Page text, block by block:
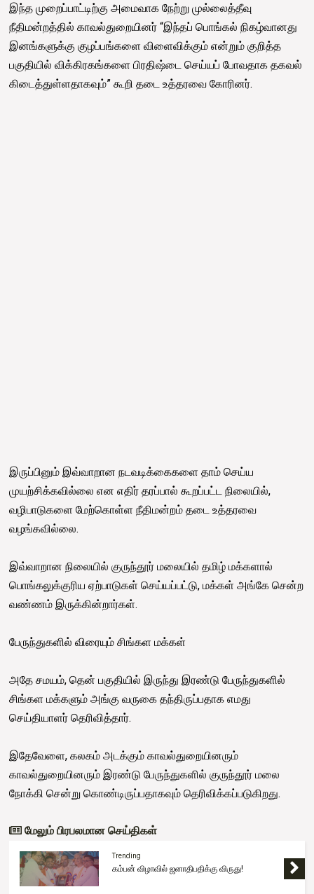
இந்த முறைப்பாட்டிற்கு அமைவாக நேற்று முல்லைத்தீவு
நீதிமன்றத்தில் காவல்துறையினர் “இந்தப் பொங்கல் நிகழ்வானது
இனங்களுக்கு குழப்பங்களை விளைவிக்கும் என்றும் குறித்த
பகுதியில் விக்கிரகங்களை பிரதிஷ்டை செய்யப் போவதாக தகவல்
கிடைத்துள்ளதாகவும்” கூறி தடை உத்தரவை கோரினர்.
இருப்பினும் இவ்வாறான நடவடிக்கைகளை தாம் செய்ய
முயற்சிக்கவில்லை என எதிர் தரப்பால் கூறப்பட்ட நிலையில்,
வழிபாடுகளை மேற்கொள்ள நீதிமன்றம் தடை உத்தரவை
வழங்கவில்லை.
இவ்வாறான நிலையில் குருந்தூர் மலையில் தமிழ் மக்களால்
பொங்கலுக்குரிய ஏற்பாடுகள் செய்யப்பட்டு, மக்கள் அங்கே சென்ற
வண்ணம் இருக்கின்றார்கள்.
பேருந்துகளில் விரையும் சிங்கள மக்கள்
அதே சமயம், தென் பகுதியில் இருந்து இரண்டு பேருந்துகளில்
சிங்கள மக்களும் அங்கு வருகை தந்திருப்பதாக எமது
செய்தியாளர் தெரிவித்தார்.
இதேவேளை, கலகம் அடக்கும் காவல்துறையினரும்
காவல்துறையினரும் இரண்டு பேருந்துகளில் குருந்தூர் மலை
நோக்கி சென்று கொண்டிருப்பதாகவும் தெரிவிக்கப்படுகிறது.
மேலும் பிரபலமான செய்திகள்
Trending
கம்பன் விழாவில் ஜனாதிபதிக்கு விருது!